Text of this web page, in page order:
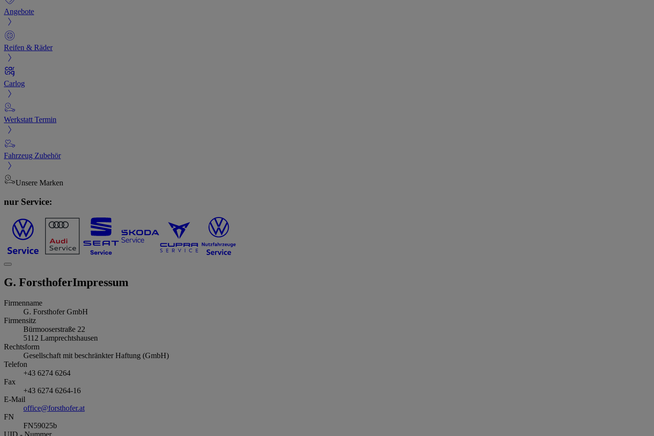
Angebote
Reifen & Räder
Carlog
Werkstatt Termin
Fahrzeug Zubehör
Unsere Marken
nur Service:
G. ForsthoferImpressum
Firmenname
G. Forsthofer GmbH
Firmensitz
Bürmooserstraße 22
5112 Lamprechtshausen
Rechtsform
Gesellschaft mit beschränkter Haftung (GmbH)
Telefon
+43 6274 6264
Fax
+43 6274 6264-16
E-Mail
office@forsthofer.at
FN
FN59025b
UID - Nummer